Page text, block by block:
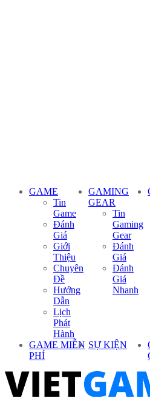
GAME
Tin
Game
Đánh
Giá
Giới
Thiệu
Chuyên
Đề
Hướng
Dẫn
Lịch
Phát
Hành
GAMING
GEAR
Tin
Gaming
Gear
Đánh
Giá
Đánh
Giá
Nhanh
GAME MIỄN
PHÍ
SỰ KIỆN